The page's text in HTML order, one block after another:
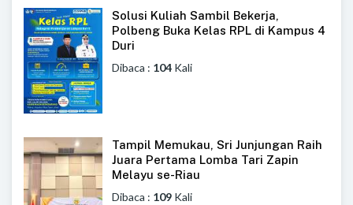
Solusi Kuliah Sambil Bekerja,
Polbeng Buka Kelas RPL di Kampus 4
Duri
Dibaca : 104 Kali
Tampil Memukau, Sri Junjungan Raih
Juara Pertama Lomba Tari Zapin
Melayu se-Riau
Dibaca : 109 Kali